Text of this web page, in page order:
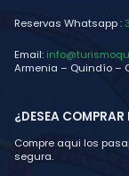
Reservas Whatsapp :
Email:
Armenia – Quindío –
¿DESEA COMPRAR
Compre aqui los
segura.